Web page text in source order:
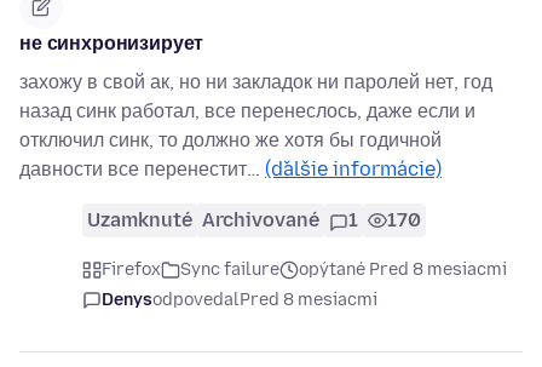
не синхронизирует
захожу в свой ак, но ни закладок ни паролей нет, год
назад синк работал, все перенеслось, даже если и
отключил синк, то должно же хотя бы годичной
давности все перенестит… (ďalšie informácie)
Uzamknuté Archivované 1 170
Firefox Sync failure
opýtané Pred 8 mesiacmi
DenysodpovedalPred 8 mesiacmi